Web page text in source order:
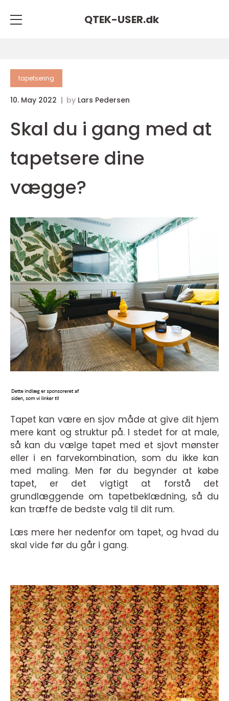
QTEK-USER.dk
tapetsering
10. May 2022 by Lars Pedersen
Skal du i gang med at
tapetsere dine
vægge?
Tapet kan være en sjov måde at give dit hjem
mere kant og struktur på. I stedet for at male,
så kan du vælge tapet med et sjovt mønster
eller i en farvekombination, som du ikke kan
med maling. Men før du begynder at købe
tapet, er det vigtigt at forstå det
grundlæggende om tapetbeklædning, så du
kan træffe de bedste valg til dit rum.
Læs mere her nedenfor om tapet, og hvad du
skal vide før du går i gang.